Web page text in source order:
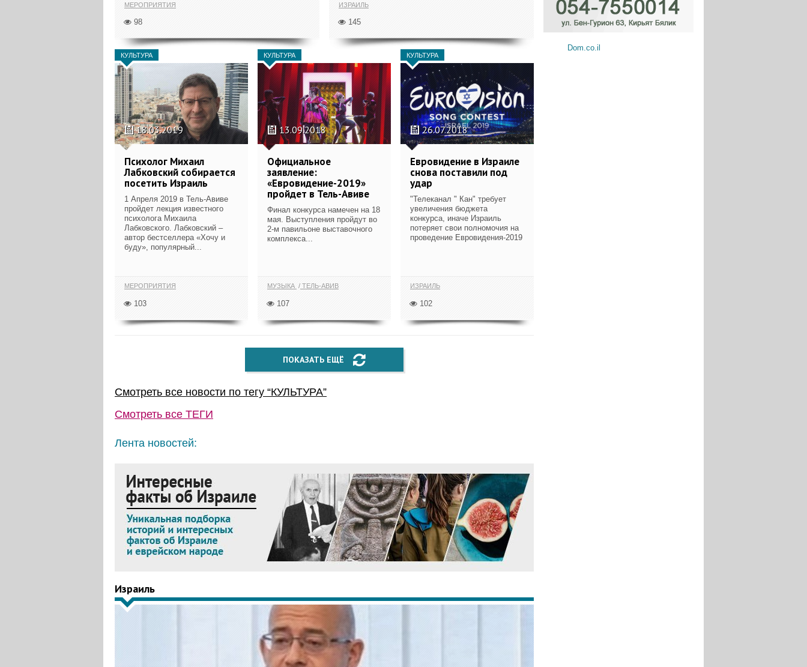
МЕРОПРИЯТИЯ
98
ИЗРАИЛЬ
145
КУЛЬТУРА
18.03.2019
Психолог Михаил
Лабковский собирается
посетить Израиль
1 Апреля 2019 в Тель-Авиве
пройдет лекция известного
психолога Михаила
Лабковского. Лабковский –
автор бестселлера «Хочу и
буду», популярный...
МЕРОПРИЯТИЯ
103
КУЛЬТУРА
13.09.2018
Официальное
заявление:
«Евровидение-2019»
пройдет в Тель-Авиве
Финал конкурса намечен на 18
мая. Выступления пройдут во
2-м павильоне выставочного
комплекса...
МУЗЫКА ТЕЛЬ-АВИВ
107
КУЛЬТУРА
26.07.2018
Евровидение в Израиле
снова поставили под
удар
"Телеканал " Кан" требует
увеличения бюджета
конкурса, иначе Израиль
потеряет свои полномочия на
проведение Евровидения-2019
ИЗРАИЛЬ
102
ПОКАЗАТЬ ЕЩЁ
Смотреть все новости по тегу “КУЛЬТУРА”
Смотреть все ТЕГИ
Лента новостей:
Израиль
Dom.co.il